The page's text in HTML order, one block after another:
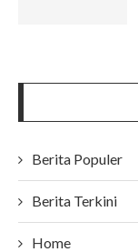
Berita Populer
Berita Terkini
Home